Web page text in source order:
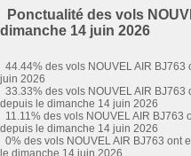
Ponctualité des vols
dimanche 14 juin 2026
44.44% des vols NOUVEL AIR
juin 2026
33.33% des vols NOUVEL AIR
depuis le dimanche 14 juin 2026
11.11% des vols NOUVEL AIR
depuis le dimanche 14 juin 2026
0% des vols NOUVEL AIR BJ763 ont
le dimanche 14 juin 2026